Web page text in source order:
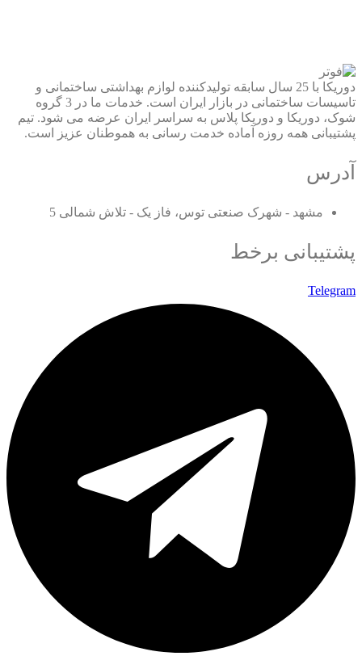
دوریکا با 25 سال سابقه تولیدکننده لوازم بهداشتی ساختمانی و
تاسیسات ساختمانی در بازار ایران است. خدمات ما در 3 گروه
شوک، دوریکا و دوریکا پلاس به سراسر ایران عرضه می شود. تیم
پشتیبانی همه روزه آماده خدمت رسانی به هموطنان عزیز است.
آدرس
مشهد - شهرک صنعتی توس، فاز یک - تلاش شمالی 5
پشتیبانی برخط
Telegram